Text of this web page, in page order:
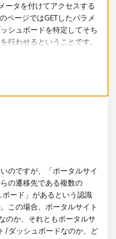
ます。
ータを付けてアクセスする
ページではGETしたパラメ
シュボードを特定してそち
行わせるということです。
みAPIは必要ないです
必要になるので、ご所属の
URLに
したいと考えています。
か​
サイトを案内するときにパ
ようにするか、あるいはポ
るダッシュボード自体を埋
め込むようにし、その
のですが、「ポータルサイ
の遷移先である複数の
ード」があるという認識
この場合、ポータルサイト
のか、それともポータルサ
/ダッシュボードなのか、ど